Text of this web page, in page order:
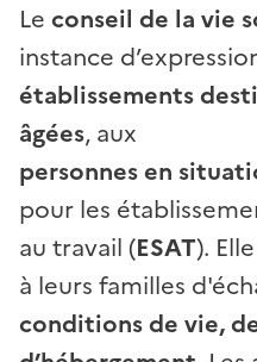
Le conseil de la vie
instance
établissements
âgées, aux
personnes en
pour les
au travail (ESAT).
à leurs familles
conditions de vie,